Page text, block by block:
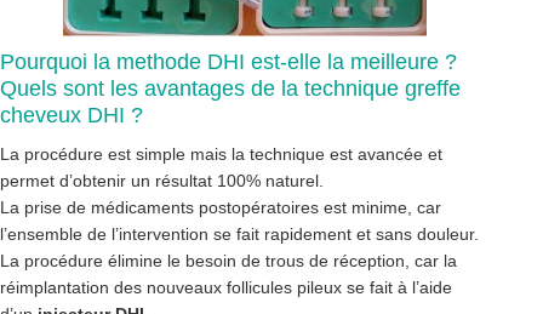
Pourquoi la methode DHI est-elle la meilleure ?
Quels sont les avantages de la technique greffe
cheveux DHI ?
La procédure est simple mais la technique est avancée et
permet d’obtenir un résultat 100% naturel.
La prise de médicaments postopératoires est minime, car
l’ensemble de l’intervention se fait rapidement et sans douleur.
La procédure élimine le besoin de trous de réception, car la
réimplantation des nouveaux follicules pileux se fait à l’aide